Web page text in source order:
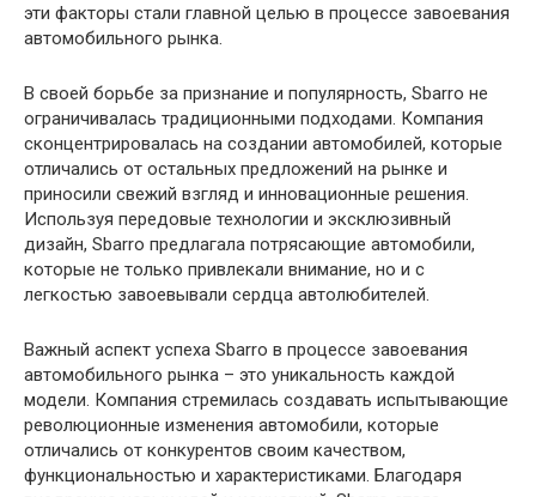
эти факторы стали главной целью в процессе завоевания
автомобильного рынка.
В своей борьбе за признание и популярность, Sbarro не
ограничивалась традиционными подходами. Компания
сконцентрировалась на создании автомобилей, которые
отличались от остальных предложений на рынке и
приносили свежий взгляд и инновационные решения.
Используя передовые технологии и эксклюзивный
дизайн, Sbarro предлагала потрясающие автомобили,
которые не только привлекали внимание, но и с
легкостью завоевывали сердца автолюбителей.
Важный аспект успеха Sbarro в процессе завоевания
автомобильного рынка – это уникальность каждой
модели. Компания стремилась создавать испытывающие
революционные изменения автомобили, которые
отличались от конкурентов своим качеством,
функциональностью и характеристиками. Благодаря